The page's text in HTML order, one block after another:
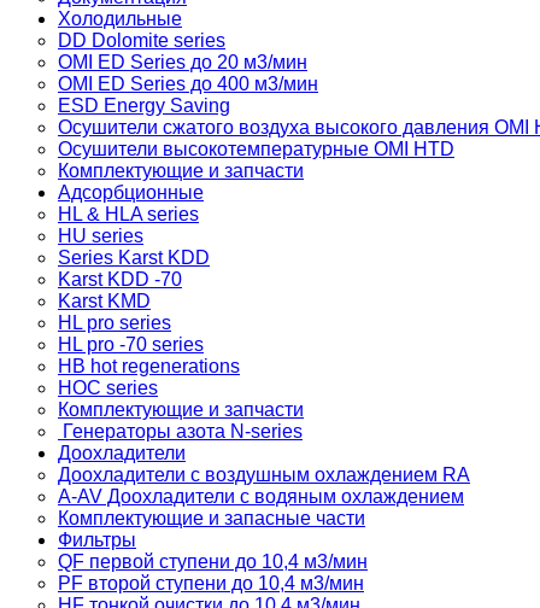
Холодильные
DD Dolomite series
OMI ED Series до 20 м3/мин
OMI ED Series до 400 м3/мин
ESD Energy Saving
Осушители сжатого воздуха высокого давления OMI
Осушители высокотемпературные OMI HTD
Комплектующие и запчасти
Адсорбционные
HL & HLA series
HU series
Series Karst KDD
Karst KDD -70
Karst KMD
HL pro series
HL pro -70 series
HB hot regenerations
HOC series
Комплектующие и запчасти
Генераторы азота N-series
Доохладители
Доохладители с воздушным охлаждением RA
A-AV Доохладители с водяным охлаждением
Комплектующие и запасные части
Фильтры
QF первой ступени до 10,4 м3/мин
PF второй ступени до 10,4 м3/мин